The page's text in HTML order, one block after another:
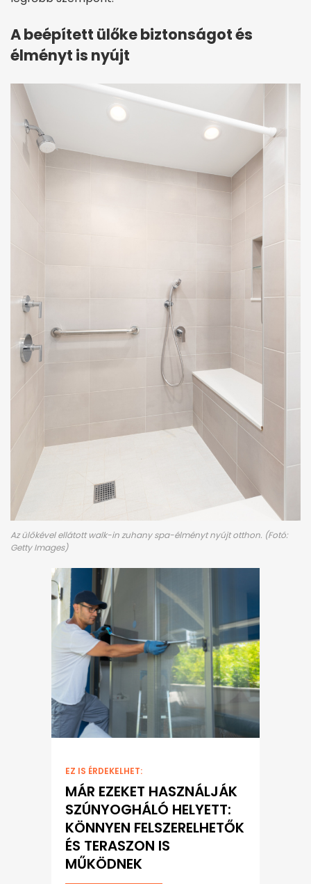
A beépített ülőke biztonságot és
élményt is nyújt
Az ülőkével ellátott walk-in zuhany spa-élményt nyújt otthon. (Fotó:
Getty Images)
EZ IS ÉRDEKELHET:
MÁR EZEKET HASZNÁLJÁK
SZÚNYOGHÁLÓ HELYETT:
KÖNNYEN FELSZERELHETŐK
ÉS TERASZON IS
MŰKÖDNEK